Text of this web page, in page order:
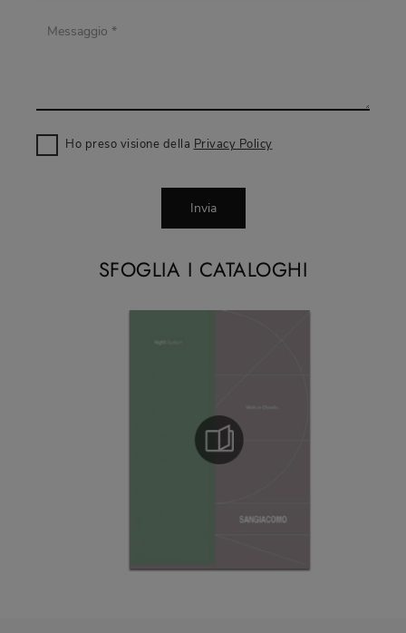
SFOGLIA I CATALOGHI
Ho preso visione della Privacy Policy
Invia